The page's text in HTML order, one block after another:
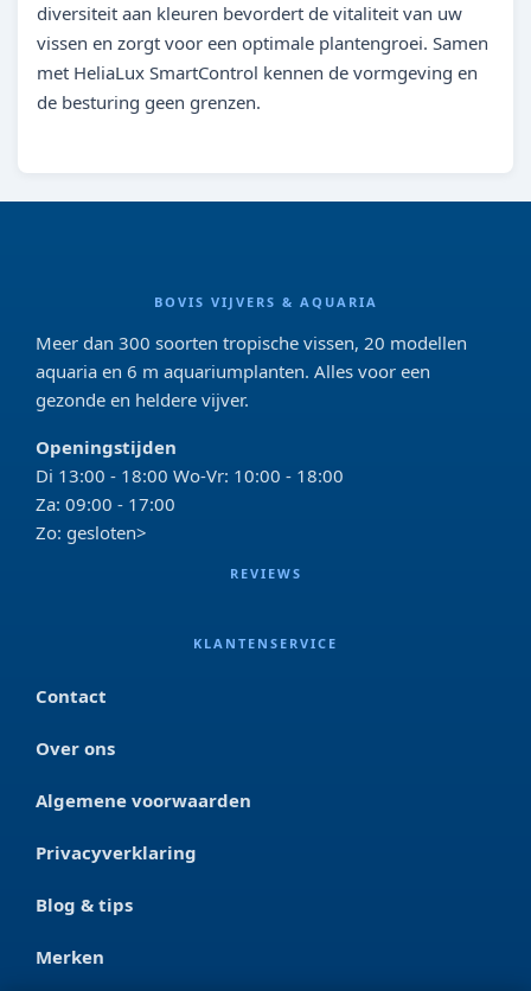
diversiteit aan kleuren bevordert de vitaliteit van uw
vissen en zorgt voor een optimale plantengroei. Samen
met HeliaLux SmartControl kennen de vormgeving en
de besturing geen grenzen.
BOVIS VIJVERS & AQUARIA
Meer dan 300 soorten tropische vissen, 20 modellen
aquaria en 6 m aquariumplanten. Alles voor een
gezonde en heldere vijver.
Openingstijden
Di 13:00 - 18:00 Wo-Vr: 10:00 - 18:00
Za: 09:00 - 17:00
Zo: gesloten>
REVIEWS
KLANTENSERVICE
Contact
Over ons
Algemene voorwaarden
Privacyverklaring
Blog & tips
Merken